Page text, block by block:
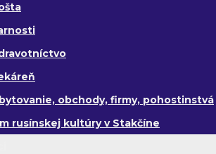
obchody, firmy, pohostinstvá
rusínskej kultúry v Stakčíne